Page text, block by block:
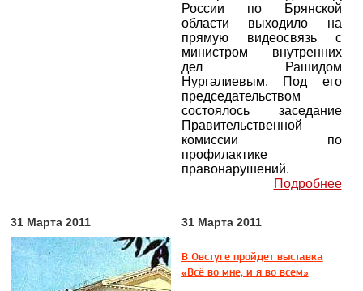
России по Брянской
области выходило на
прямую видеосвязь с
министром внутренних
дел Рашидом
Нургалиевым. Под его
председательством
состоялось заседание
Правительственной
комиссии по
профилактике
правонарушений.
Подробнее
31 Марта 2011 31 Марта 2011
В Овстуге пройдет выставка
«Всё во мне, и я во всем»